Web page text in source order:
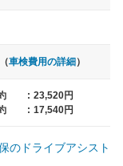
ファード、フォレ
ースワゴン、デリ
車検費用の詳細）
: 23,520円
: 17,540円
のドライブアシスト